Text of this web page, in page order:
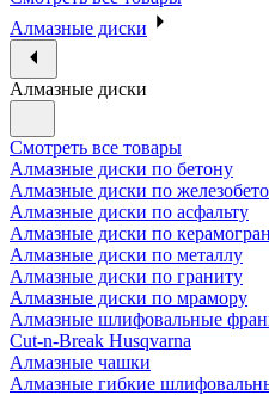
Алмазные диски
Алмазные диски
Смотреть все товары
Алмазные диски по бетону
Алмазные диски по
Алмазные диски по асфальту
Алмазные диски по
Алмазные диски по металлу
Алмазные диски по граниту
Алмазные диски по мрамору
Алмазные шлифовальные
Cut-n-Break Husqvarna
Алмазные чашки
Алмазные гибкие